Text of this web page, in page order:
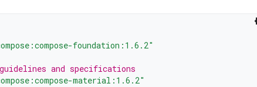
foundation:1.6.2"
and specifications
material:1.6.2"